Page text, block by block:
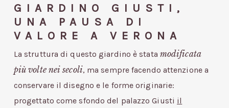
GIARDINO GIUSTI,
UNA PAUSA DI
VALORE A VERONA
La struttura di questo giardino è stata modificata
più volte nei secoli, ma sempre facendo attenzione a
conservare il disegno e le forme originarie:
progettato come sfondo del palazzo Giusti il